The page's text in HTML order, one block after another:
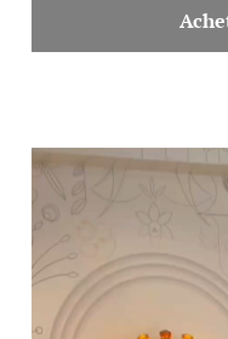
Blend
Lecteur
vidéo